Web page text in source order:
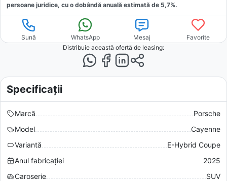
persoane juridice, cu o dobândă anuală estimată de 5,7%.
Sună WhatsApp Mesaj
Favorite
Distribuie această ofertă de leasing:
Specificații
Marcă
Porsche
Model
Cayenne
Variantă
E-Hybrid Coupe
Anul fabricației
2025
Caroserie
SUV